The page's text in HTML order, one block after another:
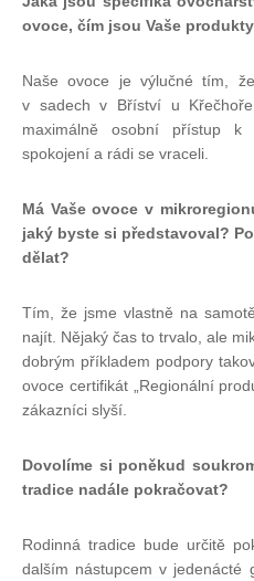
ovoce, čím jsou Vaše
Naše ovoce je výlučné tím,
v sadech v Bříství u
maximálně osobní přístup k
spokojení a rádi se vraceli.
Má Vaše ovoce v
jaký byste si představoval?
dělat?
Tím, že jsme vlastně na
najít. Nějaký čas to trvalo, ale
dobrým příkladem podpory
ovoce certifikát „Regionální
zákazníci slyší.
Dovolíme si poněkud
tradice nadále pokračovat?
Rodinná tradice bude určitě
dalším nástupcem v jedenácté